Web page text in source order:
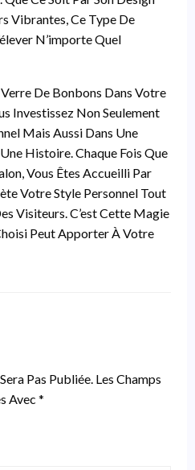
Vibrantes, Ce Type De
N’importe Quel
De Bonbons Dans Votre
Investissez Non Seulement
Mais Aussi Dans Une
Histoire. Chaque Fois Que
Vous Êtes Accueilli Par
Votre Style Personnel Tout
Visiteurs. C’est Cette Magie
Peut Apporter À Votre
Pas Publiée. Les Champs
Avec *